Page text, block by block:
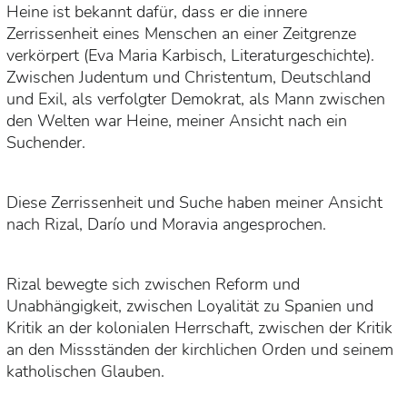
Heine ist bekannt dafür, dass er die innere
Zerrissenheit eines Menschen an einer Zeitgrenze
verkörpert (Eva Maria Karbisch, Literaturgeschichte).
Zwischen Judentum und Christentum, Deutschland
und Exil, als verfolgter Demokrat, als Mann zwischen
den Welten war Heine, meiner Ansicht nach ein
Suchender.
Diese Zerrissenheit und Suche haben meiner Ansicht
nach Rizal, Darío und Moravia angesprochen.
Rizal bewegte sich zwischen Reform und
Unabhängigkeit, zwischen Loyalität zu Spanien und
Kritik an der kolonialen Herrschaft, zwischen der Kritik
an den Missständen der kirchlichen Orden und seinem
katholischen Glauben.